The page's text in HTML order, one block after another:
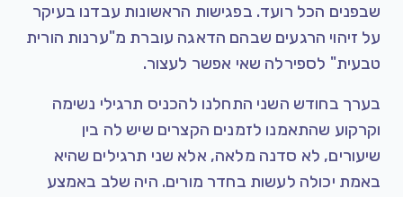
שבפנים הכל רועד. בפגישות הראשונות עבדנו בעיקר
על זיהוי הרגעים שבהם הדאגה עוברת מ"ערנות הורית
טבעית" לספירלה שאי אפשר לעצור.
בערך בחודש השני התחלנו להכניס תרגילי נשימה
וקרקוע שהתאמנו לזמנים הקצרים שיש לה בין
שיעורים, לא סדנה מלאה, אלא שני תרגילים שהיא
באמת יכולה לעשות בחדר מורים. היה שלב באמצע